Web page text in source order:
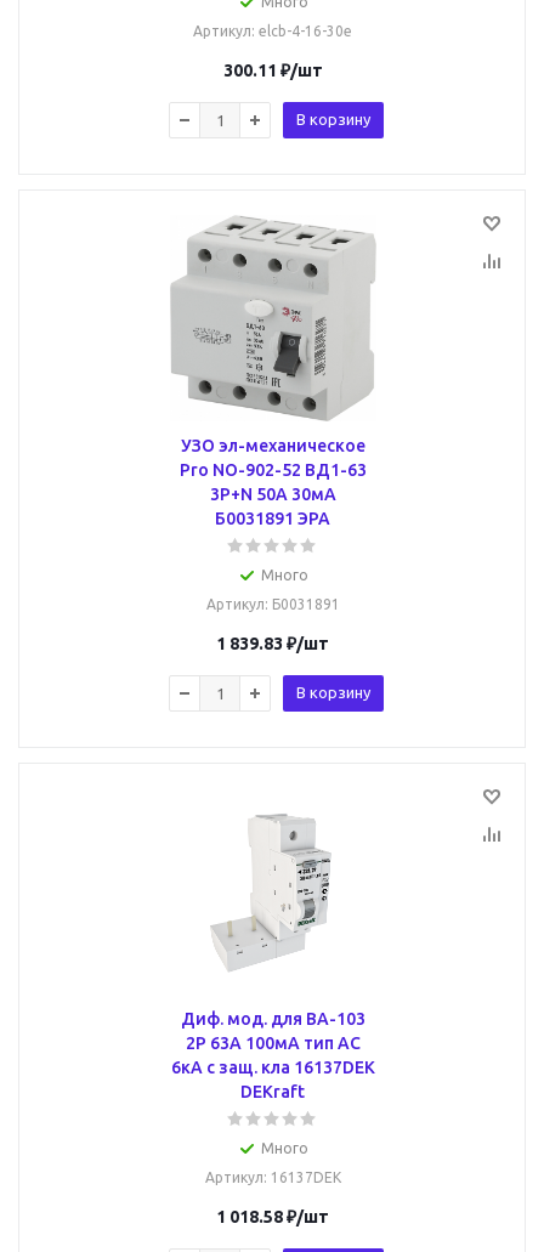
Артикул: elcb-4-16-30e
300.11 ₽/шт
В корзину
УЗО эл-механическое
Pro NO-902-52 ВД1-63
3P+N 50А 30мА
Б0031891 ЭРА
Много
Артикул: Б0031891
1 839.83 ₽/шт
В корзину
Диф. мод. для ВА-103
2P 63А 100мА тип AC
6кА с защ. кла 16137DEK
DEKraft
Много
Артикул: 16137DEK
1 018.58₽/шт